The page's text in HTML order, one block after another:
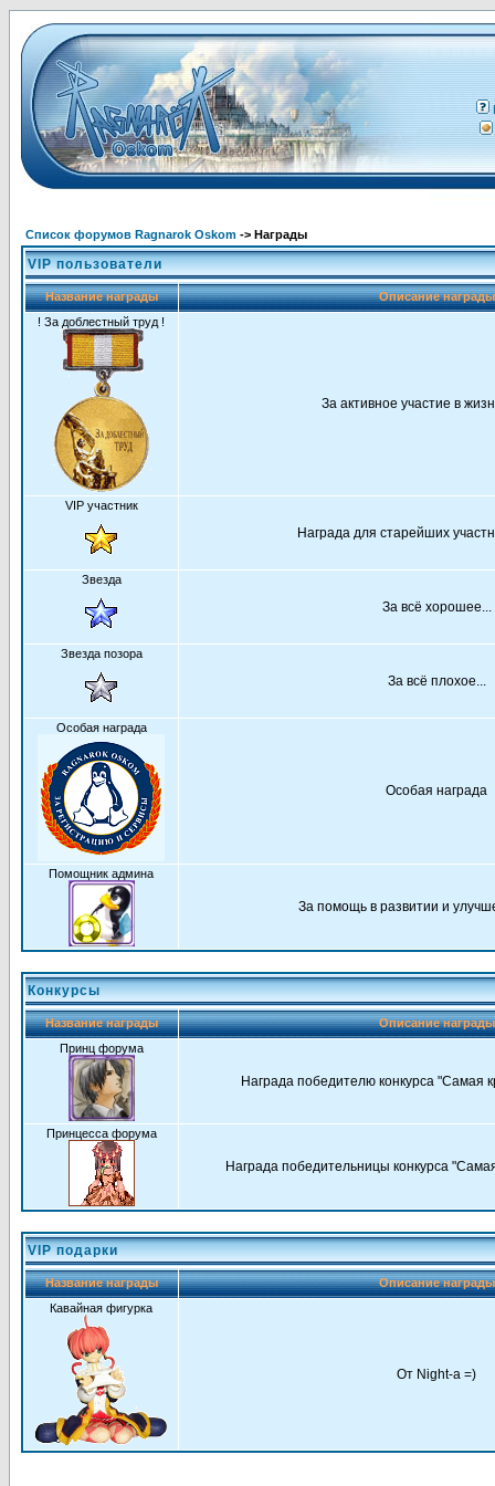
Список форумов Ragnarok Oskom -> Награды
VIP пользователи
Название награды
Описание
! За доблестный труд !
За активное участие в
VIP участник
Награда для старейших
Звезда
За всё хорошее...
Звезда позора
За всё плохое...
Особая награда
Особая награда
Помощник админа
За помощь в развитии и
Конкурсы
Название награды
Описание
Принц форума
Награда победителю конкурса "Самая
Принцесса форума
Награда победительницы конкурса
VIP подарки
Название награды
Описание
Кавайная фигурка
От Night-a =)